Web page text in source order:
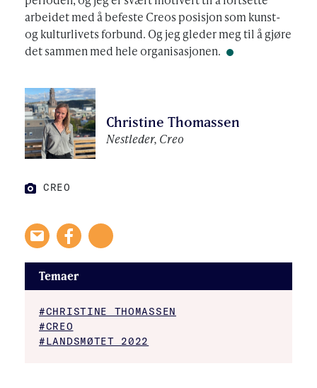
arbeidet med å befeste Creos posisjon som kunst-
og kulturlivets forbund. Og jeg gleder meg til å gjøre
det sammen med hele organisasjonen.
Christine Thomassen
Nestleder, Creo
FOTO:
CREO
Temaer
#CHRISTINE THOMASSEN
#CREO
#LANDSMØTET 2022